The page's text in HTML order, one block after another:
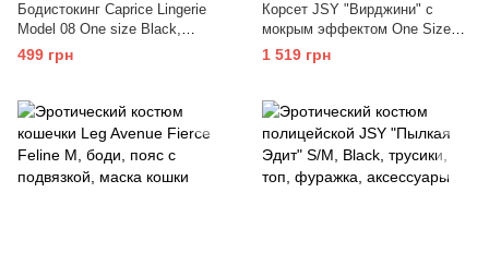
Бодистокинг Caprice Lingerie
Model 08 One size Black,
имитация шнуровки
499 грн
Корсет JSY "Вирджини" с
мокрым эффектом One Size
Red: ажурный декор, пажи,
трусики, чулки
1 519 грн